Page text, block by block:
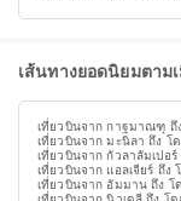
เส้นทางยอดนิยมตาม
เที่ยวบินจาก กาฐมาณฑุ ถึ
เที่ยวบินจาก มะนิลา ถึง โ
เที่ยวบินจาก กัวลาลัมเปอร์
เที่ยวบินจาก แอลเจียร์ ถึง
เที่ยวบินจาก อัมมาน ถึง โ